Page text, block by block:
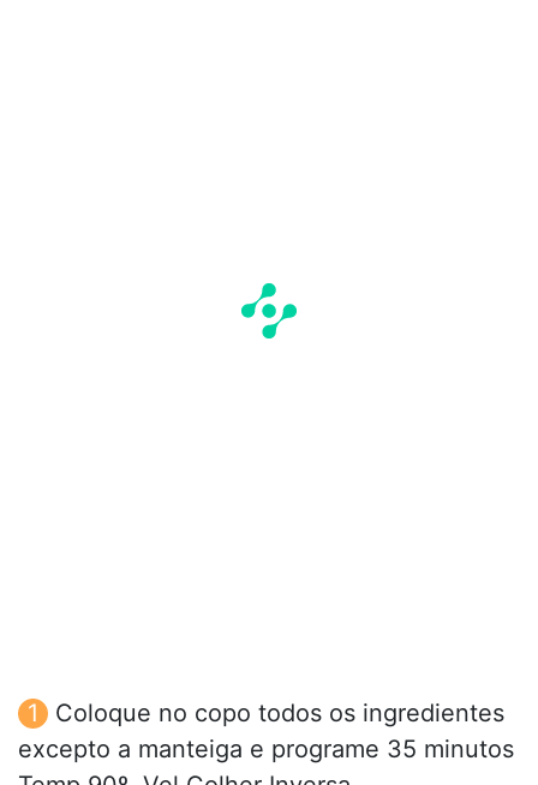
Coloque no copo todos os ingredientes
excepto a manteiga e programe 35 minutos